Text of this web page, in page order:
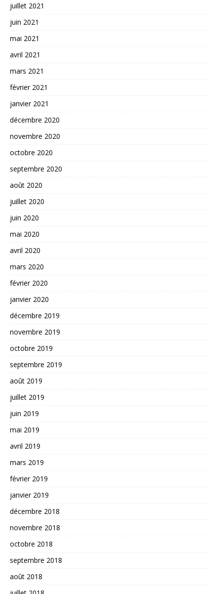
juillet 2021
juin 2021
mai 2021
avril 2021
mars 2021
février 2021
janvier 2021
décembre 2020
novembre 2020
octobre 2020
septembre 2020
août 2020
juillet 2020
juin 2020
mai 2020
avril 2020
mars 2020
février 2020
janvier 2020
décembre 2019
novembre 2019
octobre 2019
septembre 2019
août 2019
juillet 2019
juin 2019
mai 2019
avril 2019
mars 2019
février 2019
janvier 2019
décembre 2018
novembre 2018
octobre 2018
septembre 2018
août 2018